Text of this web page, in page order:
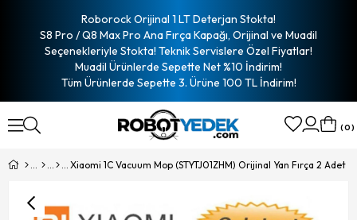
Roborock Orijinal 1 LT Deterjan Stokta!
S8 Pro / Q8 Max Pro Ana Fırça Kapağı, Orijinal ve Muadil
Seçenekleriyle Stokta! Teknik Servislere Özel Fiyatlar!
Muadil Ürünlerde Sepette Net %10 İndirim!
Tüm Ürünlerde Sepette 3. Ürüne 100 TL İndirim!
0
Xiaomi 1C Vacuum Mop (STYTJ01ZHM) Orijinal Yan Fırça 2 Adet